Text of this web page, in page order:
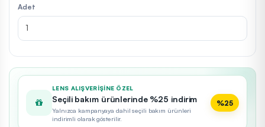
Adet
LENS ALIŞVERIŞINE ÖZEL
Seçili bakım ürünlerinde %25 indirim
Yalnızca kampanyaya dahil seçili bakım ürünleri
indirimli olarak gösterilir.
%25